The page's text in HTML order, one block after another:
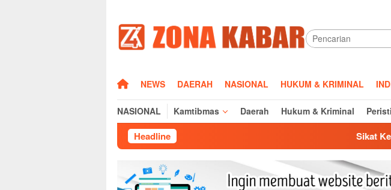
konten
HOMENEWS DAERAH NASIONAL HUKUM & KRIMINAL
NASIONAL Kamtibmas Daerah Hukum & Kriminal
Headline Sikat Kejahatan Jalanan